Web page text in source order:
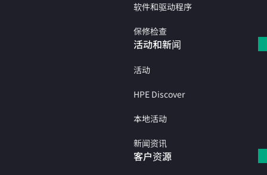
软件和驱动程序
保修检查
活动和新闻
活动
HPE Discover
本地活动
新闻资讯
客户资源